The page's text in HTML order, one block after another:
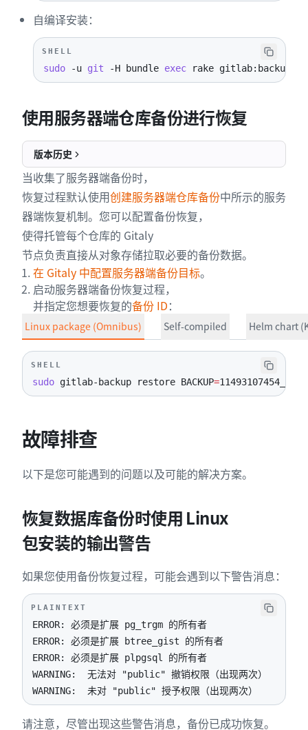
自编译安装：
SHELL
sudo -u git -H bundle exec rake
使用服务器端仓库备份进行恢复
版本历史
当收集了服务器端备份时，
恢复过程默认使用创建服务器端仓库备份中所示的服务
器端恢复机制。您可以配置备份恢复，
使得托管每个仓库的 Gitaly
节点负责直接从对象存储拉取必要的备份数据。
在 Gitaly 中配置服务器端备份目标。
启动服务器端备份恢复过程，
并指定您想要恢复的备份 ID：
Linux package (Omnibus) Self-compiled Helm chart
SHELL
sudo gitlab-backup restore BACKUP=
故障排查
以下是您可能遇到的问题以及可能的解决方案。
恢复数据库备份时使用 Linux
包安装的输出警告
如果您使用备份恢复过程，可能会遇到以下警告消息：
PLAINTEXT
WARNING:  未对 "public" 授予权限（出现两次）
请注意，尽管出现这些警告消息，备份已成功恢复。